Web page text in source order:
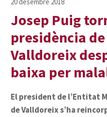
Josep Puig
presidència de
Valldoreix
baixa per
El president de l’Entitat
de Valldoreix s’ha